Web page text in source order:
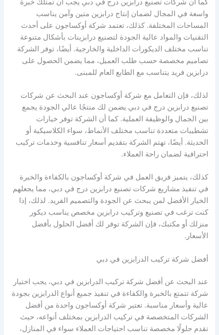
كما أن شركات تصنيع درابزين درج في دبي يجب أن تمتلك خبرة
واسعة في المجال لضمان إنتاج درابزين متين وآمن يناسب
المساحات المختلفة. كذلك، تعتمد شركة أوكساجون على أحدث
التقنيات والمواد عالية الجودة لتصنيع درابزينات بأشكال متنوعة
تناسب مختلف الديكورات الداخلية والخارجية. أيضًا، توفر الشركة
تصاميم مخصصة حسب طلب العميل، مما يضمن الحصول على
درابزين فريد يتناسب مع الطابع العام للمبنى.
لذلك، فإن التعامل مع شركة أوكساجون عند البحث عن شركات
تصنيع درابزين درج في دبي يضمن لك منتجًا عالي الجودة يجمع
بين الجمال والوظيفة العملية. كما أن الشركة توفر خيارات
تشطيبات متعددة تناسب مختلف الأنماط، سواء الكلاسيكية أو
الحديثة. أيضًا، تهتم الشركة بتقديم أسعار تنافسية وخدمات تركيب
احترافية لضمان راحة العملاء.
كذلك، يتميز فريق العمل في شركة أوكساجون بالكفاءة والخبرة
في تنفيذ مشاريع شركات تصنيع درابزين درج في دبي، مما يجعلهم
الخيار الأفضل لمن يبحث عن الجودة والتصميم الفريد. لذلك، إذا
كنت ترغب في تصنيع وتركيب درابزين مخصص يناسب ديكور
منزلك أو مكتبك، فإن الشركة توفر لك أفضل الحلول بأفضل
الأسعار.
أفضل شركة تركيب الدرابزين في دبي
عند البحث عن أفضل شركة تركيب الدرابزين في دبي، يجب اختيار
شركة تتمتع بالخبرة والكفاءة في تنفيذ جميع أنواع الدرابزين بجودة
عالية وأسعار مناسبة. تعتبر شركة أوكساجون واحدة من أفضل
الشركات المتخصصة في تركيب الدرابزين بمختلف أنواعه، حيث
تقدم حلولًا مخصصة تناسب احتياجات العملاء سواء في المنازل،